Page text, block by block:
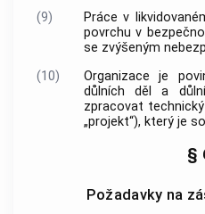
(9)
Práce v
povrchu v
se zvýšeným
(10)
Organizace je
důlních děl a
zpracovat
„projekt“), který je
§
Požadavky na